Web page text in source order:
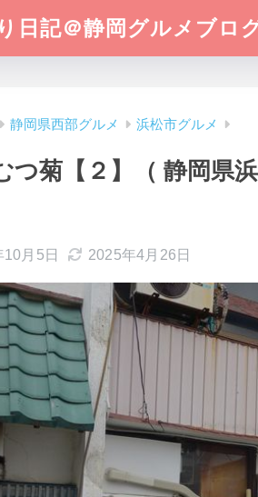
日記＠静岡グルメブロ
静岡県西部グルメ 浜松市グルメ
つ菊【２】（ 静岡
月5日 2025年4月26日